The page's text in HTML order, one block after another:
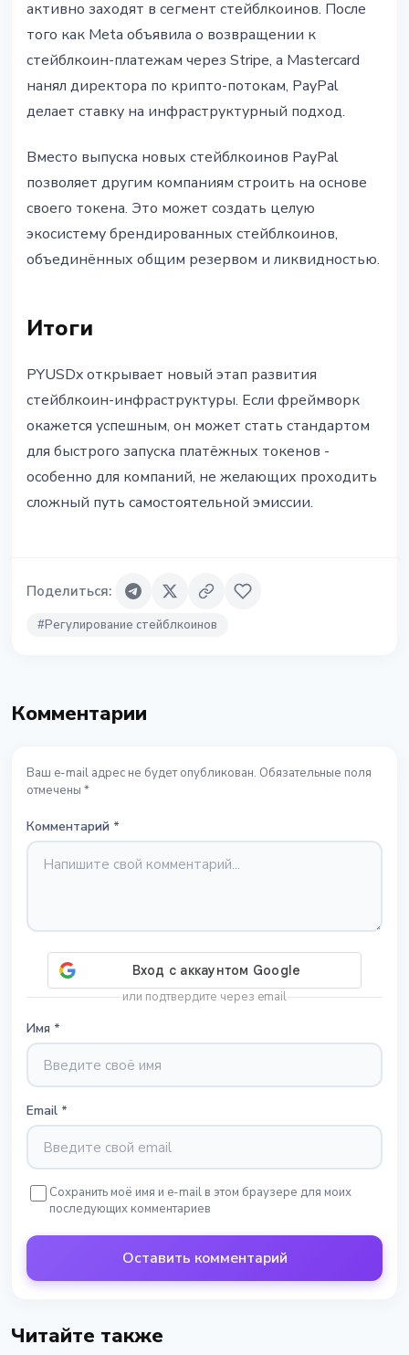
активно заходят в сегмент стейблкоинов. После
того как Meta объявила о возвращении к
стейблкоин-платежам через Stripe, а Mastercard
нанял директора по крипто-потокам, PayPal
делает ставку на инфраструктурный подход.
Вместо выпуска новых стейблкоинов PayPal
позволяет другим компаниям строить на основе
своего токена. Это может создать целую
экосистему брендированных стейблкоинов,
объединённых общим резервом и ликвидностью.
Итоги
PYUSDx открывает новый этап развития
стейблкоин-инфраструктуры. Если фреймворк
окажется успешным, он может стать стандартом
для быстрого запуска платёжных токенов -
особенно для компаний, не желающих проходить
сложный путь самостоятельной эмиссии.
Поделиться:
#Регулирование стейблкоинов
Комментарии
Ваш e-mail адрес не будет опубликован. Обязательные поля
отмечены *
Комментарий *
или подтвердите через email
Имя *
Email *
Сохранить моё имя и e-mail в этом браузере для моих
последующих комментариев
Оставить комментарий
Читайте также